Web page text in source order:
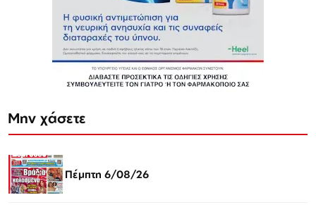
Μην χάσετε
Πέμπτη 6/08/26